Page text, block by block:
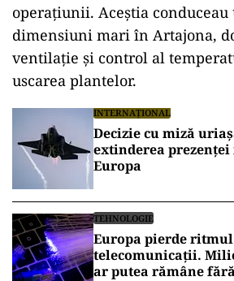
operaţiunii. Aceştia conduceau
dimensiuni mari în Artajona,
ventilaţie şi control al
uscarea plantelor.
INTERNAȚIONAL
Decizie cu miză
extinderea
Europa
TEHNOLOGIE
Europa pierde
telecomunicații.
ar putea rămâne